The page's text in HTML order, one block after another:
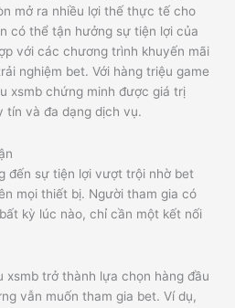
mở ra nhiều lợi thế thực tế cho
có thể tận hưởng sự tiện lợi của
với các chương trình khuyến mãi
nghiệm bet. Với hàng triệu game
xsmb chứng minh được giá trị
tín và đa dạng dịch vụ.
đến sự tiện lợi vượt trội nhờ bet
mọi thiết bị. Người tham gia có
kỳ lúc nào, chỉ cần một kết nối
xsmb trở thành lựa chọn hàng đầu
vẫn muốn tham gia bet. Ví dụ,